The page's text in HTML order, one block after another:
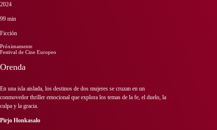
2024
99 min
Ficción
Próximamente
Festival de Cine Europeo
Orenda
En una isla aislada, los destinos de dos mujeres se cruzan en un
conmovedor thriller emocional que explora los temas de la fe, el duelo, la
culpa y la gracia.
Pirjo Honkasalo